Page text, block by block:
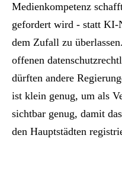
Medienkompetenz
gefordert wird - statt KI-
dem Zufall zu
offenen
dürften andere
ist klein genug, um als
sichtbar genug, damit
den Hauptstädten